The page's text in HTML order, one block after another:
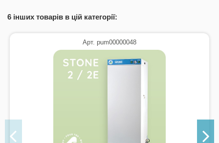
6 інших товарів в цій категорії:
Арт. pum00000048